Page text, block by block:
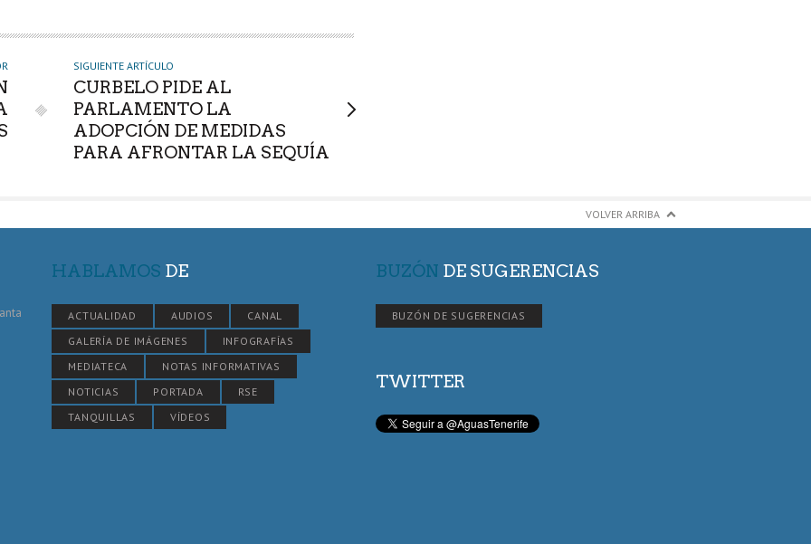
SIGUIENTE ARTÍCULO
CURBELO PIDE AL
PARLAMENTO LA
ADOPCIÓN DE MEDIDAS
PARA AFRONTAR LA SEQUÍA
VOLVER ARRIBA
HABLAMOS DE
ACTUALIDAD AUDIOS
CANAL
GALERÍA DE IMÁGENES
INFOGRAFÍAS
MEDIATECA
NOTAS INFORMATIVAS
NOTICIAS
PORTADA
RSE
TANQUILLAS
VÍDEOS
BUZÓN DE SUGERENCIAS
BUZÓN DE SUGERENCIAS
TWITTER